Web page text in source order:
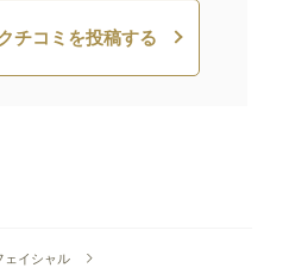
チコミを投稿する
ェイシャル